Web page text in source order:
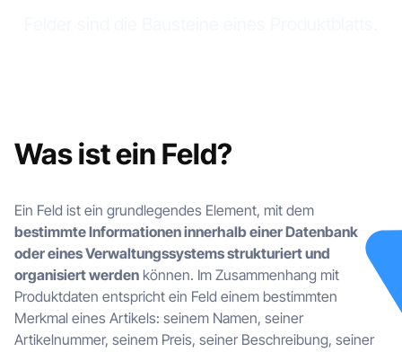
Was ist ein Feld?
Ein Feld ist ein grundlegendes Element, mit dem
bestimmte Informationen innerhalb einer Datenbank
oder eines Verwaltungssystems strukturiert und
organisiert werden können. Im Zusammenhang mit
Produktdaten entspricht ein Feld einem bestimmten
Merkmal eines Artikels: seinem Namen, seiner
Artikelnummer, seinem Preis, seiner Beschreibung, seiner